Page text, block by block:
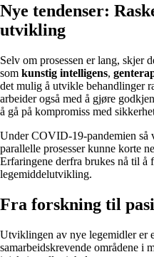
Nye tendenser:
utvikling
Selv om prosessen er lang, skjer
som kunstig intelligens,
det mulig å utvikle behandlinger
arbeider også med å gjøre
å gå på kompromiss med
Under COVID-19-pandemien så
parallelle prosesser kunne korte
Erfaringene derfra brukes nå til å
legemiddelutvikling.
Fra forskning til
Utviklingen av nye legemidler er
samarbeidskrevende områdene i